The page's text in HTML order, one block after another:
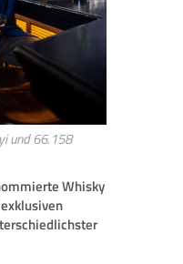
und 66.158
Whisky